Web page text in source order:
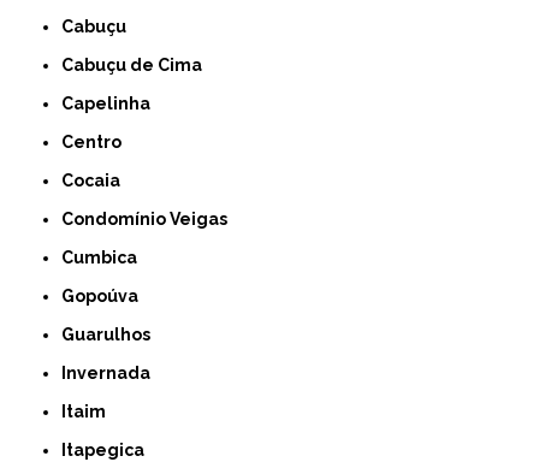
Cabuçu
Cabuçu de Cima
Capelinha
Centro
Cocaia
Condomínio Veigas
Cumbica
Gopoúva
Guarulhos
Invernada
Itaim
Itapegica